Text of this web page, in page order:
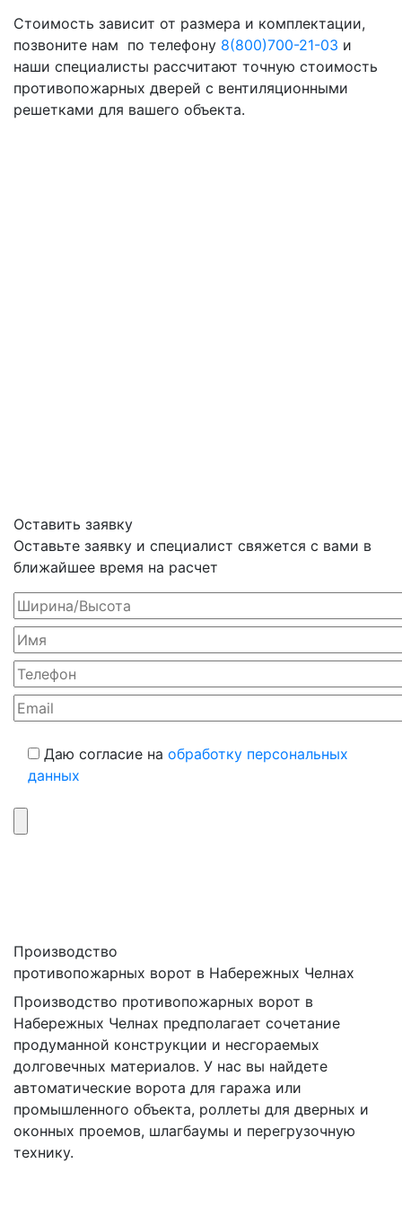
Стоимость зависит от размера и комплектации,
позвоните нам по телефону 8(800)700-21-03 и
наши специалисты рассчитают точную стоимость
противопожарных дверей с вентиляционными
решетками для вашего объекта.
Оставить заявку
Оставьте заявку и специалист свяжется с вами в
ближайшее время на расчет
Даю согласие на обработку персональных
данных
Производство
противопожарных ворот в Набережных Челнах
Производство противопожарных ворот в
Набережных Челнах предполагает сочетание
продуманной конструкции и несгораемых
долговечных материалов. У нас вы найдете
автоматические ворота для гаража или
промышленного объекта, роллеты для дверных и
оконных проемов, шлагбаумы и перегрузочную
технику.